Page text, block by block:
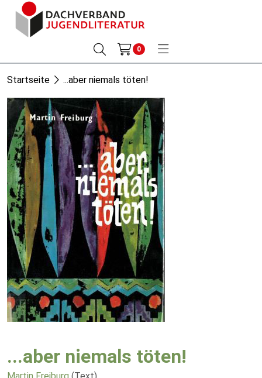
0
Startseite ...aber niemals töten!
...aber niemals töten!